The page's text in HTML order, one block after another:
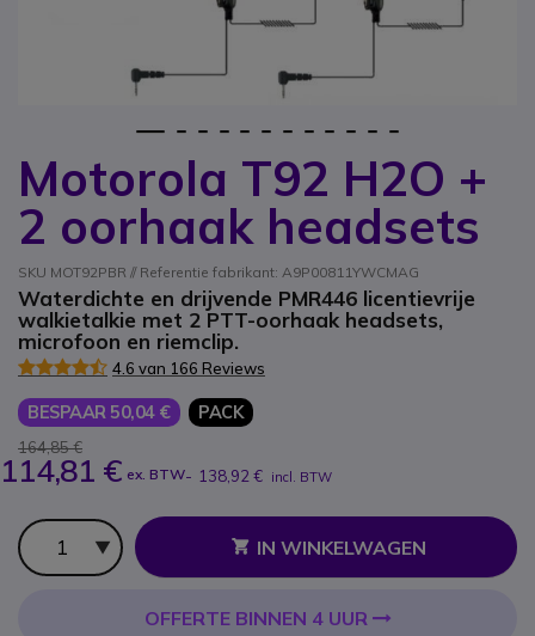
Motorola T92 H2O +
2 oorhaak headsets
SKU MOT92PBR // Referentie fabrikant: A9P00811YWCMAG
Waterdichte en drijvende PMR446 licentievrije
walkietalkie met 2 PTT-oorhaak headsets,
microfoon en riemclip.
4.6 van 166 Reviews
BESPAAR 50,04 € PACK
164,85 €
114,81 € ex. BTW- 138,92 € incl. BTW
Aantal
IN WINKELWAGEN
OFFERTE BINNEN 4 UUR
Ga naar het begin van de afbeeldingen-gallerij